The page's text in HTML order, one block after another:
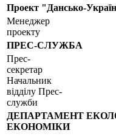
Проект "Дансько-
Менеджер
проекту
ПРЕС-СЛУЖБА
Прес-
секретар
Начальник
відділу Прес-
служби
ДЕПАРТАМЕНТ
ЕКОНОМІКИ